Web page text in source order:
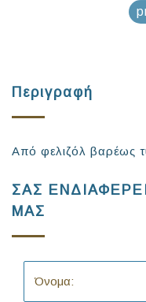
Περιγραφή
Από φελιζόλ βαρέως
ΣΑΣ
ΜΑΣ